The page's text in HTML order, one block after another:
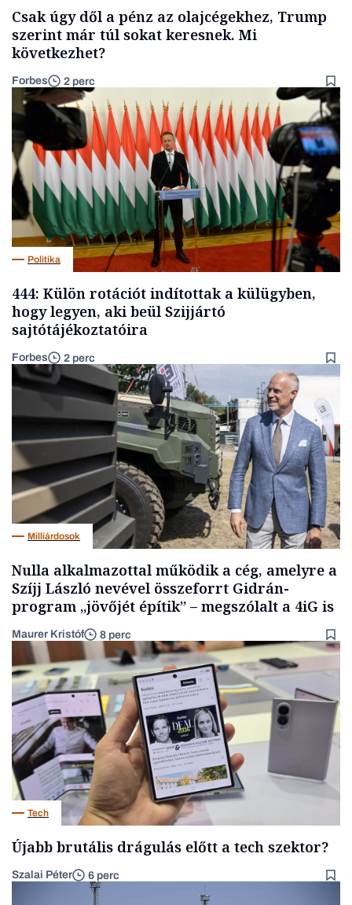
Csak úgy dől a pénz az olajcégekhez, Trump
szerint már túl sokat keresnek. Mi
következhet?
Forbes 2 perc
Politika
444: Külön rotációt indítottak a külügyben,
hogy legyen, aki beül Szijjártó
sajtótájékoztatóira
Forbes 2 perc
Milliárdosok
Nulla alkalmazottal működik a cég, amelyre a
Szíjj László nevével összeforrt Gidrán-
program „jövőjét építik” – megszólalt a 4iG is
Maurer Kristóf 8 perc
Tech
Újabb brutális drágulás előtt a tech szektor?
Szalai Péter 6 perc